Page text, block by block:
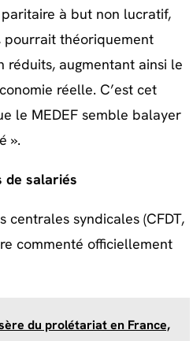
à but non lucratif,
pourrait théoriquement
réduits, augmentant ainsi le
réelle. C’est cet
le MEDEF semble balayer
».
de salariés
centrales syndicales (CFDT,
commenté officiellement
du prolétariat en France,